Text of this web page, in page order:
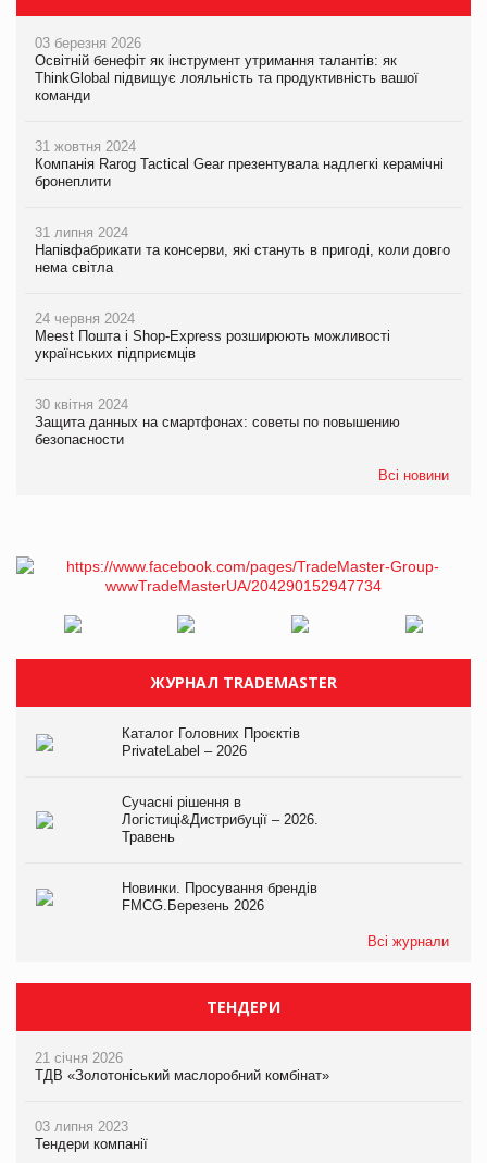
03 березня 2026
Освітній бенефіт як інструмент утримання талантів: як
ThinkGlobal підвищує лояльність та продуктивність вашої
команди
31 жовтня 2024
Компанія Rarog Tactical Gear презентувала надлегкі керамічні
бронеплити
31 липня 2024
Напівфабрикати та консерви, які стануть в пригоді, коли довго
нема світла
24 червня 2024
Meest Пошта і Shop-Express розширюють можливості
українських підприємців
30 квітня 2024
Защита данных на смартфонах: советы по повышению
безопасности
Всі новини
ЖУРНАЛ TRADEMASTER
Каталог Головних Проєктів
PrivateLabel – 2026
Сучасні рішення в
Логістиці&Дистрибуції – 2026.
Травень
Новинки. Просування брендів
FMCG.Березень 2026
Всі журнали
ТЕНДЕРИ
21 січня 2026
ТДВ «Золотоніський маслоробний комбінат»
03 липня 2023
Тендери компанії